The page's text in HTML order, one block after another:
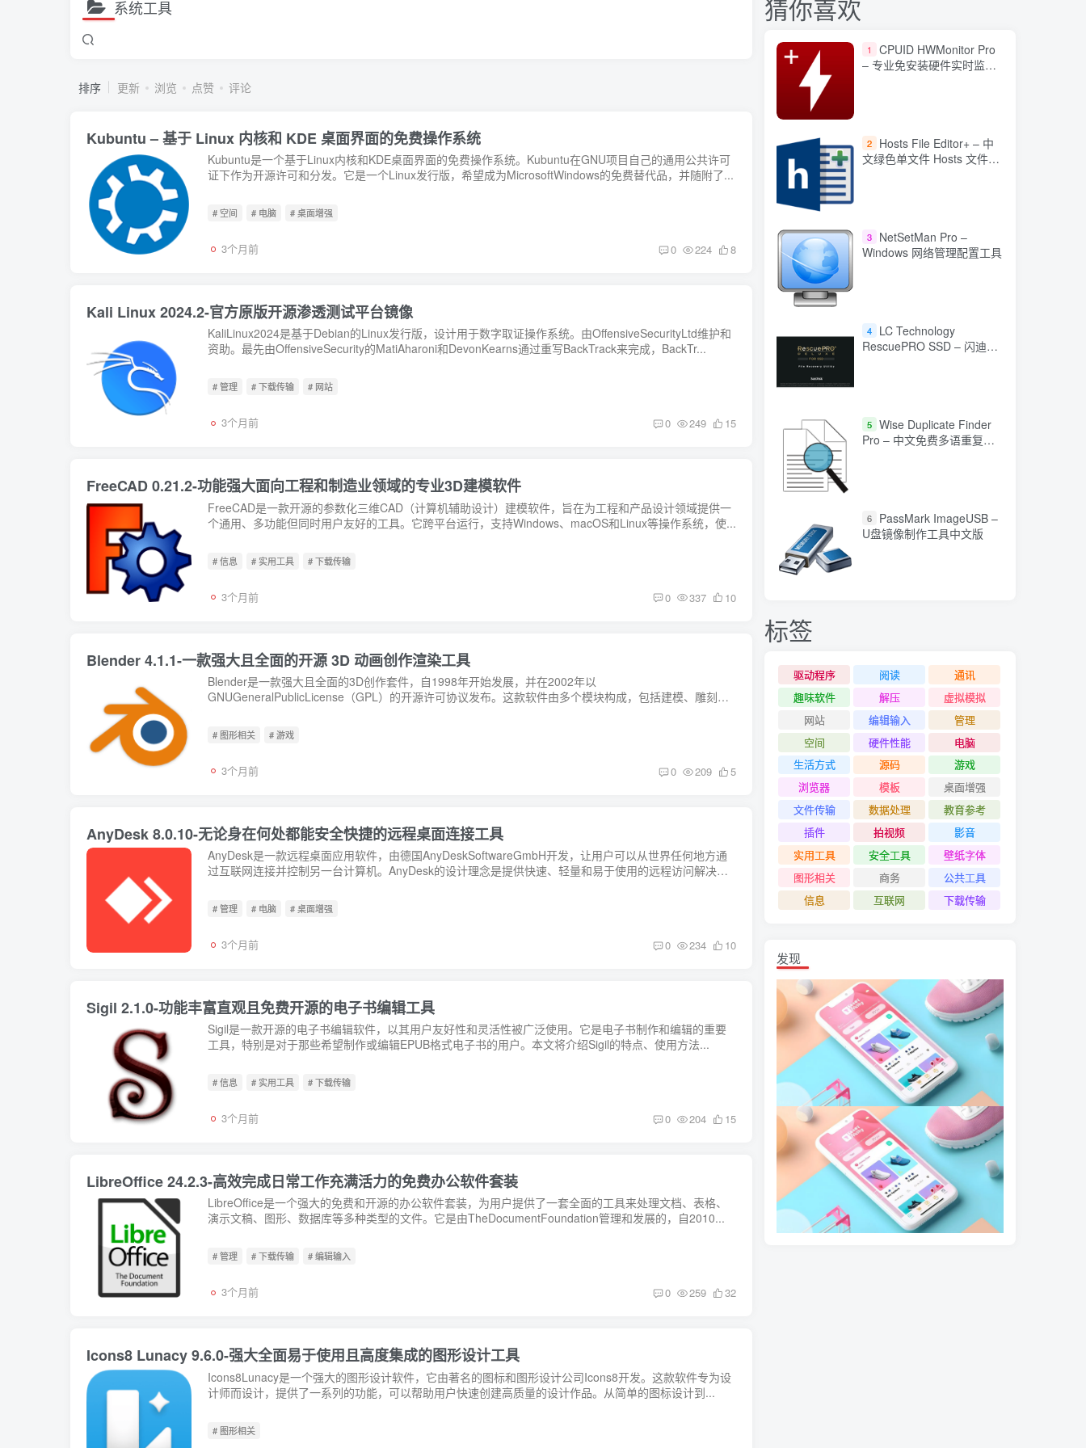
系统工具
排序 更新 浏览 点赞 评论
Kubuntu – 基于 Linux 内核和 KDE 桌面界面的免费操作系统
Kubuntu是一个基于Linux内核和KDE桌面界面的免费操作系统。Kubuntu在GNU项目自己的通用公共许可
证下作为开源许可和分发。它是一个Linux发行版，希望成为MicrosoftWindows的免费替代品，并随附了...
# 空间 # 电脑 # 桌面增强
3个月前 0 224 8
Kali Linux 2024.2-官方原版开源渗透测试平台镜像
KaliLinux2024是基于Debian的Linux发行版，设计用于数字取证操作系统。由OffensiveSecurityLtd维护和
资助。最先由OffensiveSecurity的MatiAharoni和DevonKearns通过重写BackTrack来完成，BackTr...
# 管理 # 下载传输 # 网站
3个月前 0 249 15
FreeCAD 0.21.2-功能强大面向工程和制造业领域的专业3D建模软件
FreeCAD是一款开源的参数化三维CAD（计算机辅助设计）建模软件，旨在为工程和产品设计领域提供一
个通用、多功能但同时用户友好的工具。它跨平台运行，支持Windows、macOS和Linux等操作系统，使...
# 信息 # 实用工具 # 下载传输
3个月前 0 337 10
Blender 4.1.1-一款强大且全面的开源 3D 动画创作渲染工具
Blender是一款强大且全面的3D创作套件，自1998年开始发展，并在2002年以
GNUGeneralPublicLicense（GPL）的开源许可协议发布。这款软件由多个模块构成，包括建模、雕刻、
# 图形相关 # 游戏
3个月前 0 209 5
AnyDesk 8.0.10-无论身在何处都能安全快捷的远程桌面连接工具
AnyDesk是一款远程桌面应用软件，由德国AnyDeskSoftwareGmbH开发，让用户可以从世界任何地方通
过互联网连接并控制另一台计算机。AnyDesk的设计理念是提供快速、轻量和易于使用的远程访问解决
# 管理 # 电脑 # 桌面增强
3个月前 0 234 10
Sigil 2.1.0-功能丰富直观且免费开源的电子书编辑工具
Sigil是一款开源的电子书编辑软件，以其用户友好性和灵活性被广泛使用。它是电子书制作和编辑的重要
工具，特别是对于那些希望制作或编辑EPUB格式电子书的用户。本文将介绍Sigil的特点、使用方法...
# 信息 # 实用工具 # 下载传输
3个月前 0 204 15
LibreOffice 24.2.3-高效完成日常工作充满活力的免费办公软件套装
LibreOffice是一个强大的免费和开源的办公软件套装，为用户提供了一套全面的工具来处理文档、表格、
演示文稿、图形、数据库等多种类型的文件。它是由TheDocumentFoundation管理和发展的，自2010...
# 管理 # 下载传输 # 编辑输入
3个月前 0 259 32
Icons8 Lunacy 9.6.0-强大全面易于使用且高度集成的图形设计工具
Icons8Lunacy是一个强大的图形设计软件，它由著名的图标和图形设计公司Icons8开发。这款软件专为设
计师而设计，提供了一系列的功能，可以帮助用户快速创建高质量的设计作品。从简单的图标设计到...
# 图形相关
猜你喜欢
1
CPUID HWMonitor Pro
– 专业免安装硬件实时监控
2
Hosts File Editor+ – 中
文绿色单文件 Hosts 文件编
3
NetSetMan Pro –
Windows 网络管理配置工具
4
LC Technology
RescuePRO SSD – 闪迪固
5 Wise Duplicate Finder
Pro – 中文免费多语重复文
6
PassMark ImageUSB –
U盘镜像制作工具中文版
标签
驱动程序 阅读
通讯
趣味软件
解压
虚拟模拟
网站
编辑输入
管理
空间
硬件性能
电脑
生活方式
源码
游戏
浏览器
模板
桌面增强
文件传输
数据处理
教育参考
插件
拍视频
影音
实用工具
安全工具
壁纸字体
图形相关
商务
公共工具
信息
互联网 下载传输
发现